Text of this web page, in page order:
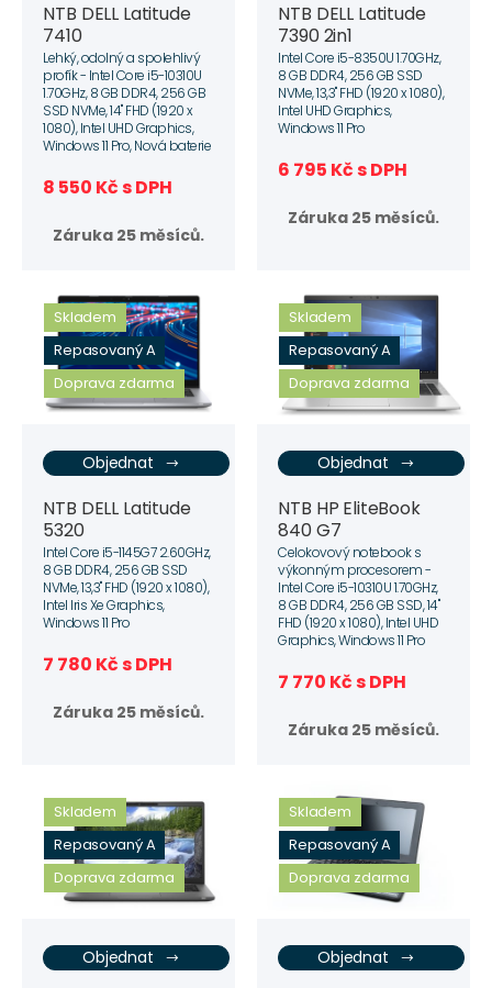
NTB DELL Latitude
7410
Lehký, odolný a spolehlivý
profík - Intel Core i5-10310U
1.70GHz, 8 GB DDR4, 256 GB
SSD NVMe, 14" FHD (1920 x
1080), Intel UHD Graphics,
Windows 11 Pro, Nová baterie
8 550 Kč s DPH
Záruka 25 měsíců.
NTB DELL Latitude
7390 2in1
Intel Core i5-8350U 1.70GHz,
8 GB DDR4, 256 GB SSD
NVMe, 13,3" FHD (1920 x 1080),
Intel UHD Graphics,
Windows 11 Pro
6 795 Kč s DPH
Záruka 25 měsíců.
Skladem
Repasovaný A
Doprava zdarma
Objednat
NTB DELL Latitude
5320
Intel Core i5-1145G7 2.60GHz,
8 GB DDR4, 256 GB SSD
NVMe, 13,3" FHD (1920 x 1080),
Intel Iris Xe Graphics,
Windows 11 Pro
7 780 Kč s DPH
Záruka 25 měsíců.
Skladem
Repasovaný A
Doprava zdarma
Objednat
NTB HP EliteBook
840 G7
Celokovový notebook s
výkonným procesorem -
Intel Core i5-10310U 1.70GHz,
8 GB DDR4, 256 GB SSD, 14"
FHD (1920 x 1080), Intel UHD
Graphics, Windows 11 Pro
7 770 Kč s DPH
Záruka 25 měsíců.
Skladem
Repasovaný A
Doprava zdarma
Objednat
Skladem
Repasovaný A
Doprava zdarma
Objednat